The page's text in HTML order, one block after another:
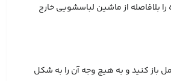
بلافاصله از ماشین لباسشویی خارج
باز کنید و به هیچ وجه آن را به شکل